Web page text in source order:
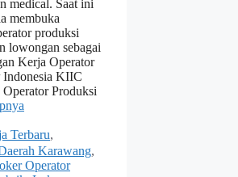
medical. Saat ini
membuka
produksi
lowongan sebagai
Kerja Operator
KIIC
Produksi
Terbaru,
Karawang,
Operator